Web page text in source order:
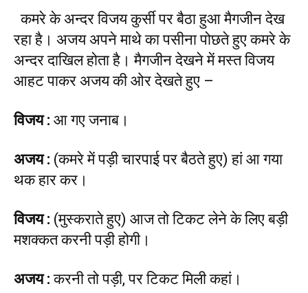
कमरे के अन्दर विजय कुर्सी पर बैठा हुआ मैगजीन देख
रहा है। अजय अपने माथे का पसीना पोछते हुए कमरे के
अन्दर दाखिल होता है। मैगजीन देखने में मस्त विजय
आहट पाकर अजय की ओर देखते हुए –
विजय: आ गए जनाब।
अजय: (कमरे में पड़ी चारपाई पर बैठते हुए) हां आ गया
थक हार कर।
विजय: (मुस्कराते हुए) आज तो टिकट लेने के लिए बड़ी
मशक्कत करनी पड़ी होगी।
अजय:करनी तो पड़ी, पर टिकट मिली कहां।